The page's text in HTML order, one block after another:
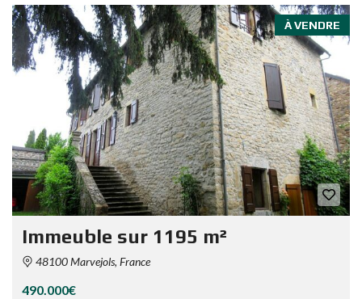
À VENDRE
Immeuble sur 1195 m²
48100 Marvejols, France
490.000€